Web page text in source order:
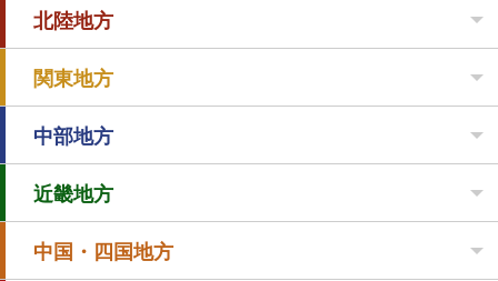
北陸地方
関東地方
中部地方
近畿地方
中国・四国地方